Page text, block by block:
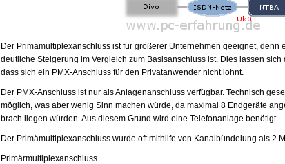
Der Primämultiplexanschluss ist für größerer Unternehmen geeignet,
deutliche Steigerung im Vergleich zum Basisanschluss ist. Dies lassen
dass sich ein PMX-Anschluss für den Privatanwender nicht lohnt.
Der PMX-Anschluss ist nur als Anlagenanschluss verfügbar. Technisch
möglich, was aber wenig Sinn machen würde, da maximal 8 Endgeräte
brach liegen würden. Aus diesem Grund wird eine Telefonanlage benötigt.
Der Primämultiplexanschluss wurde oft mithilfe von Kanalbündelung als 2
Primärmultiplexanschluss